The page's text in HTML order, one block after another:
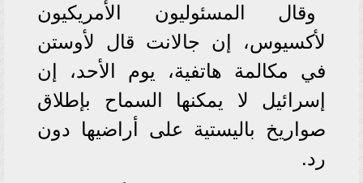
وقال المسئوليون الأمريكيون
لأكسيوس، إن جالانت قال لأوستن
في مكالمة هاتفية، يوم الأحد، إن
إسرائيل لا يمكنها السماح بإطلاق
صواريخ باليستية على أراضيها دون
رد.